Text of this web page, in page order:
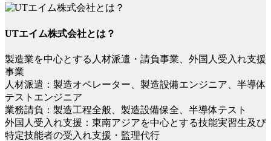
UTエイム株式会社とは？
製造業を中心とする人材派遣・請負事業、外国人受入れ支援
事業
人材派遣：製造オペレーター、製造設備エンジニア、半導体
テストエンジニア
業務請負：製造工程全般、製造設備保全、半導体テスト
外国人受入れ支援：東南アジアを中心とする技能実習生及び
特定技能者の受入れ支援・監理代行